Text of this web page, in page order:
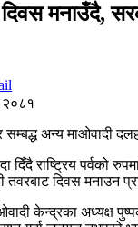
मनाउँदै,
२०८१
सम्बद्ध अन्य
दिँदै राष्ट्रिय पर्वको
दिवस मनाउन
केन्द्रका अध्यक्ष